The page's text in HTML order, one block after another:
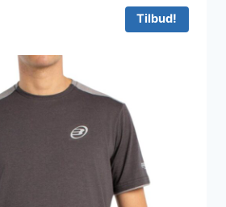
Tilbud!